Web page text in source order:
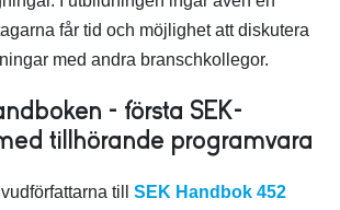
får tid och möjlighet att diskutera
med andra branschkollegor.
– första SEK-
tillhörande programvara
till SEK Handbok 452